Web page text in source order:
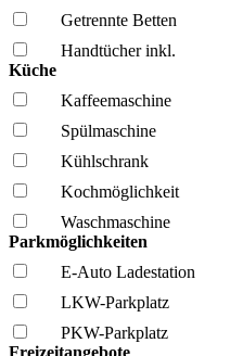
Getrennte Betten
Handtücher inkl.
Küche
Kaffee­maschine
Spül­maschine
Kühl­schrank
Kochmöglich­keit
Wasch­maschine
Parkmöglichkeiten
E-Auto Ladestation
LKW-Parkplatz
PKW-Parkplatz
Freizeitangebote